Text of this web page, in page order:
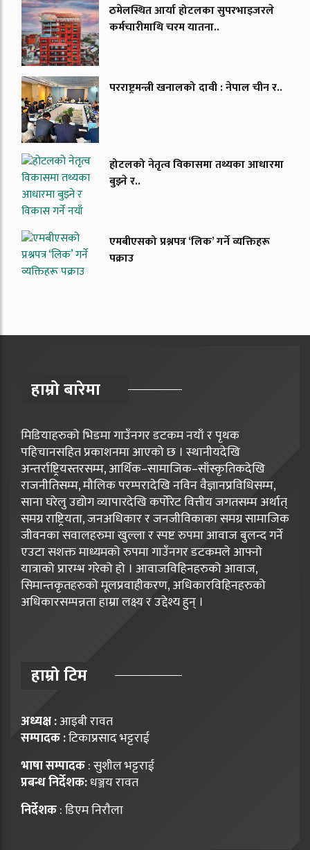
ठमेलस्थित आर्या होटलका सुपरभाइजरले
कर्मचारीमाथि चरम यातना..
परराष्ट्रमन्त्री खनालको दावी : नेपाल चीन र..
होटलको नेतृत्व विकासमा तथ्यका आधारमा
बुझ्ने र..
एमबीएसको प्रश्नपत्र ‘लिक’ गर्ने व्यक्तिहरू
पक्राउ
हाम्रो बारेमा
मिडियाहरुको भिडमा गाउँनगर डटकम नयाँ र पृथक
पहिचानसहित प्रकाशनमा आएको छ । स्थानीयदेखि
अन्तर्राष्ट्रियस्तरसम्म, आर्थिक–सामाजिक–साँस्कृतिकदेखि
राजनीतिसम्म, मौलिक परम्परादेखि नविन वैज्ञानप्रविधिसम्म,
साना घरेलु उद्योग व्यापारदेखि कर्पोरेट वित्तीय जगतसम्म अर्थात्
समग्र राष्ट्रियता, जनअधिकार र जनजीविकाका समग्र सामाजिक
जीवनका सवालहरुमा खुल्ला र स्पष्ट रुपमा आवाज बुलन्द गर्ने
एउटा सशक्त माध्यमको रुपमा गाउँनगर डटकमले आफ्नो
यात्राको प्रारम्भ गरेको हो । आवाजविहिनहरुको आवाज,
सिमान्तकृतहरुको मूलप्रवाहीकरण, अधिकारविहिनहरुको
अधिकारसम्पन्नता हाम्रा लक्ष्य र उद्देश्य हुन् ।
हाम्राे टिम
अध्यक्ष :आइबी रावत
सम्पादक :टिकाप्रसाद भट्टराई
भाषा सम्पादक: सुशील भट्टराई
प्रबन्ध निर्देशक:धञ्जय रावत
निर्देशक: डिएम निराैला